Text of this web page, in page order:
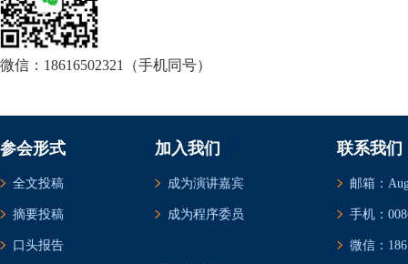
微信：18616502321（手机同号）
参会形式
全文投稿
摘要投稿
口头报告
加入我们
成为演讲嘉宾
成为程序委员
联系我们
邮箱：
手机：
微信：